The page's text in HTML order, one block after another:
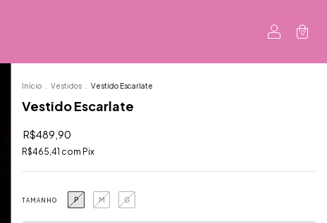
0
Início Vestidos Vestido Escarlate
Vestido Escarlate
R$489,90
R$465,41 com Pix
TAMANHO P M G